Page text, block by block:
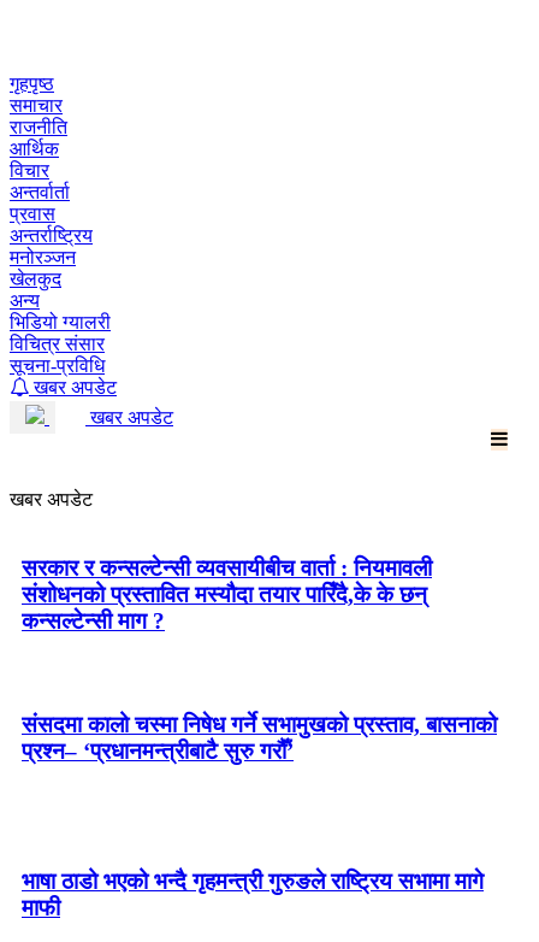
गृहपृष्ठ
समाचार
राजनीति
आर्थिक
विचार
अन्तर्वार्ता
प्रवास
अन्तर्राष्ट्रिय
मनोरञ्जन
खेलकुद
अन्य
भिडियो ग्यालरी
विचित्र संसार
सूचना-प्रविधि
खबर अपडेट
खबर अपडेट
खबर अपडेट
सरकार र कन्सल्टेन्सी व्यवसायीबीच वार्ता : नियमावली
संशोधनको प्रस्तावित मस्यौदा तयार पारिँदै,के के छन्
कन्सल्टेन्सी माग ?
संसदमा कालो चस्मा निषेध गर्ने सभामुखको प्रस्ताव, बासनाको
प्रश्न– ‘प्रधानमन्त्रीबाटै सुरु गरौँ’
भाषा ठाडो भएको भन्दै गृहमन्त्री गुरुङले राष्ट्रिय सभामा मागे
माफी